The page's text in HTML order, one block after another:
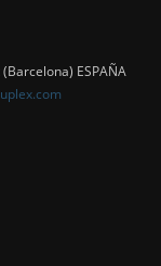
ESPAÑA